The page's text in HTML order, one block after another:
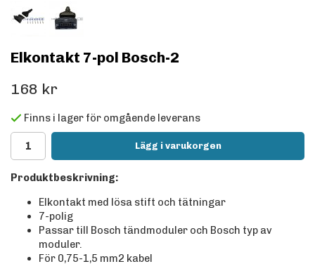
Elkontakt 7-pol Bosch-2
168 kr
Finns i lager för omgående leverans
Lägg i varukorgen
Produktbeskrivning:
Elkontakt med lösa stift och tätningar
7-polig
Passar till Bosch tändmoduler och Bosch typ av
moduler.
För 0,75-1,5 mm2 kabel